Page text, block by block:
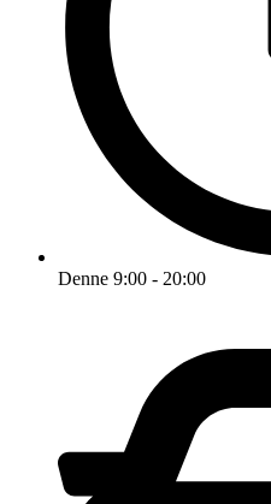
Denne 9:00 - 20:00